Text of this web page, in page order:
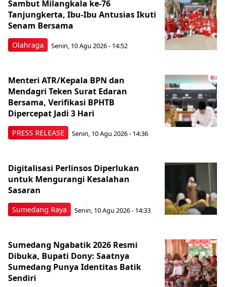
Olahraga
Sambut Milangkala ke-76
Tanjungkerta, Ibu-Ibu Antusias Ikuti
Senam Bersama
Senin, 10 Agu 2026 - 14:52
PRESS RELEASE
Menteri ATR/Kepala BPN dan
Mendagri Teken Surat Edaran
Bersama, Verifikasi BPHTB
Dipercepat Jadi 3 Hari
Senin, 10 Agu 2026 - 14:36
Sumedang Raya
Digitalisasi Perlinsos Diperlukan
untuk Mengurangi Kesalahan
Sasaran
Senin, 10 Agu 2026 - 14:33
Sumedang Ngabatik 2026 Resmi
Dibuka, Bupati Dony: Saatnya
Sumedang Punya Identitas Batik
Sendiri